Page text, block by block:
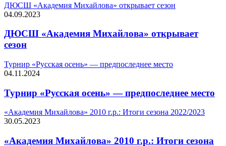
ДЮСШ «Академия Михайлова» открывает сезон
04.09.2023
ДЮСШ «Академия Михайлова» открывает
сезон
Турнир «Русская осень» — предпоследнее место
04.11.2024
Турнир «Русская осень» — предпоследнее место
«Академия Михайлова» 2010 г.р.: Итоги сезона 2022/2023
30.05.2023
«Академия Михайлова» 2010 г.р.: Итоги сезона